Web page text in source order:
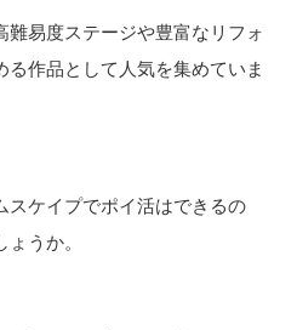
易度ステージや豊富なリフォ
作品として人気を集めていま
スケイプでポイ活はできるの
うか。